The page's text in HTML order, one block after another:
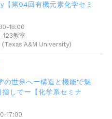
第94回有機元素化学セミ
18:00
123教室
A&M University)
の世界へー構造と機能で魅
してー【化学系セミナ
17:00